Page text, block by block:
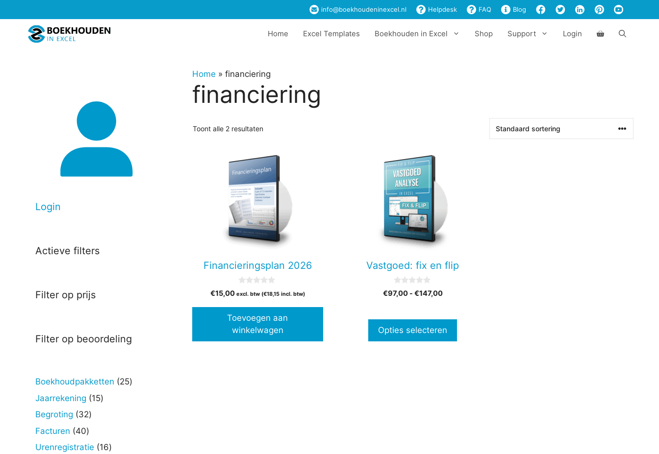
naar
info@boekhoudeninexcel.nl Helpdesk FAQ Blog
Home Excel Templates Boekhouden in Excel Shop Support Login
Home » financiering
financiering
Toont alle 2 resultaten
Financieringsplan 2026
v
5
€15,00 excl. btw (€18,15incl. btw)
Toevoegen aan
winkelwagen
Vastgoed: fix en flip
0
v
5
€97,00 - €147,00Prijsklasse:
Opties selecteren
worden
Login
Actieve filters
Filter op prijs
Filter op beoordeling
Boekhoudpakketten 2525
Jaarrekening 1515
Begroting 3232
Facturen 4040
producten
Urenregistratie 1616